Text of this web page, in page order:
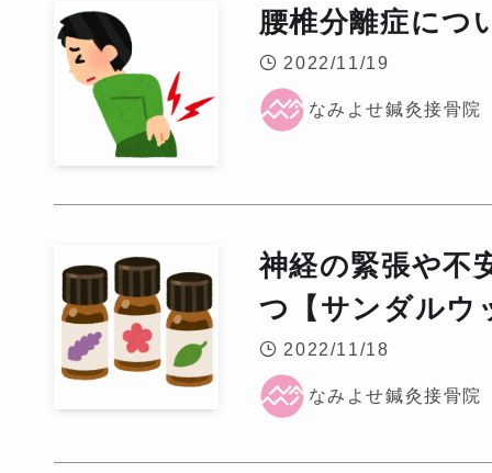
腰椎分離症につ
2022/11/19
なみよせ鍼灸接骨院
神経の緊張や不
つ【サンダルウ
2022/11/18
なみよせ鍼灸接骨院